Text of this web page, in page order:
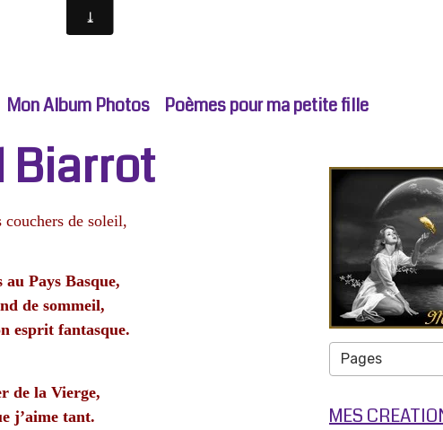
Mon Album Photos Poèmes pour ma petite fille
Biarrot
couchers de soleil,
Pays Basque,
de sommeil,
esprit fantasque.
de la Vierge,
j’aime tant.
MES